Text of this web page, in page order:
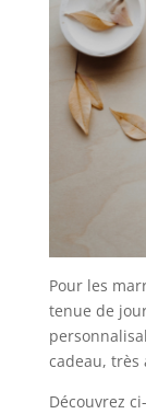
Pour les
tenue de
cadeau, très
Découvrez